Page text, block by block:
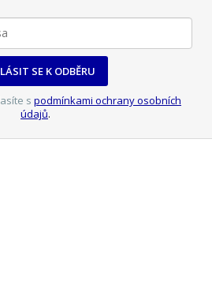
SE K ODBĚRU
s podmínkami ochrany osobních
údajů.